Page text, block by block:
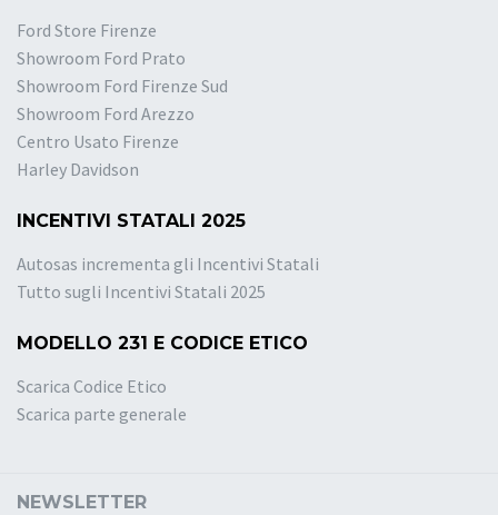
Ford Store Firenze
Showroom Ford Prato
Showroom Ford Firenze Sud
Showroom Ford Arezzo
Centro Usato Firenze
Harley Davidson
INCENTIVI STATALI 2025
Autosas incrementa gli Incentivi Statali
Tutto sugli Incentivi Statali 2025
MODELLO 231 E CODICE ETICO
Scarica Codice Etico
Scarica parte generale
NEWSLETTER